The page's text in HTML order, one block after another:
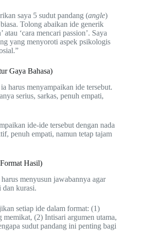
saya 5 sudut pandang (angle)
Tolong abaikan ide generik
atau ‘cara mencari passion’. Saya
yang menyoroti aspek psikologis
Gaya Bahasa)
harus menyampaikan ide tersebut.
serius, sarkas, penuh empati,
ide-ide tersebut dengan nada
penuh empati, namun tetap tajam
Hasil)
menyusun jawabannya agar
dan kurasi.
setiap ide dalam format: (1)
memikat, (2) Intisari argumen utama,
sudut pandang ini penting bagi